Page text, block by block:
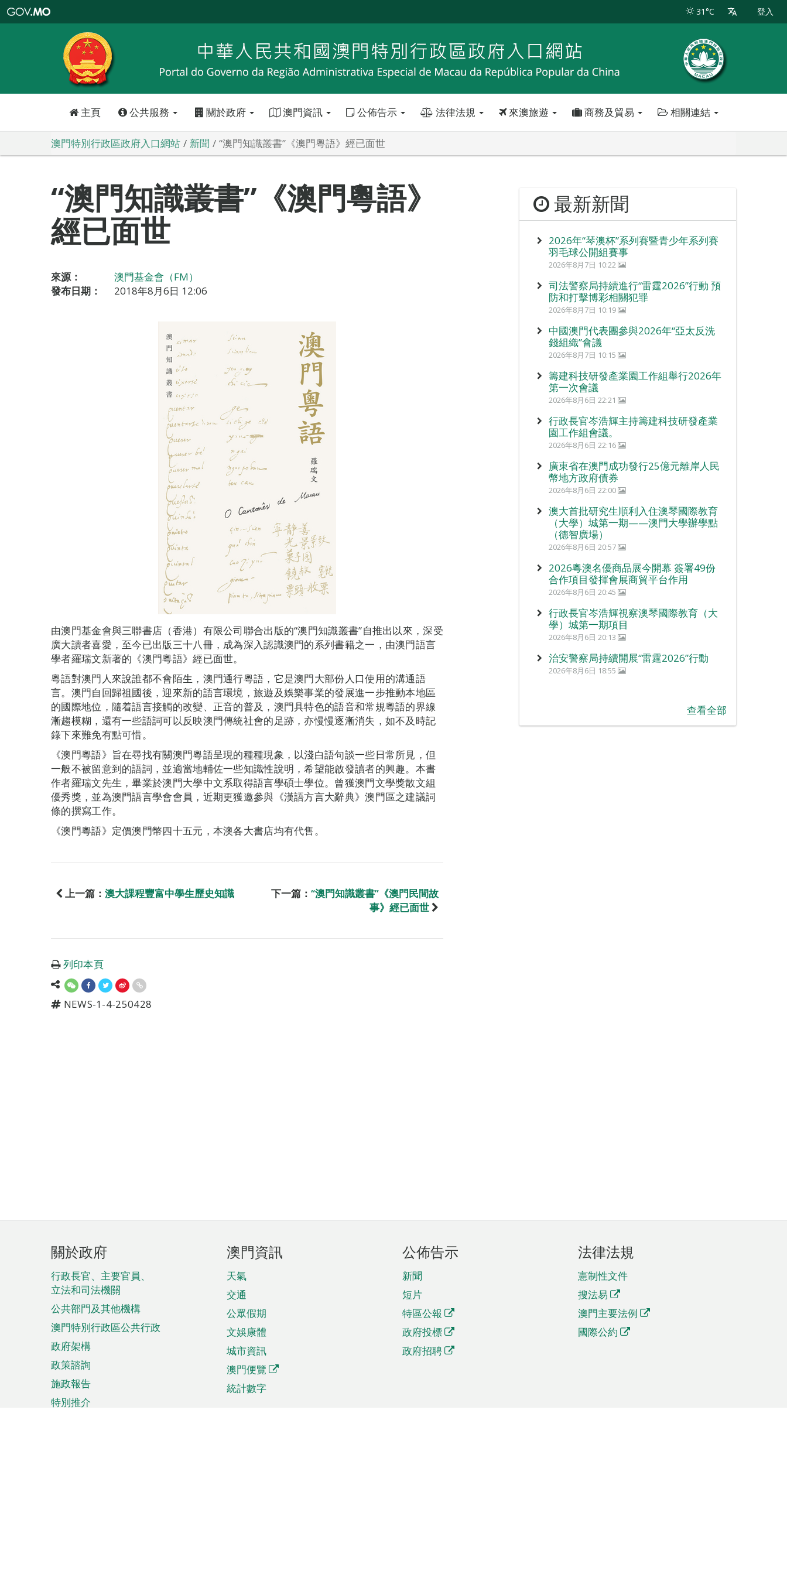
特
政
區
政
口
31°C 登入
主頁 公共服務 關於政府 澳門資訊 公佈告示 法律法規 來澳旅遊 商務及貿易 相關連結
澳門特別行政區政府入口網站 新聞 “澳門知識叢書”《澳門粵語》經已面世
“澳門知識叢書”《澳門粵語》
經已面世
來源：
澳門基金會（FM）
發布日期：
2018年8月6日 12:06
由澳門基金會與三聯書店（香港）有限公司聯合出版的“澳門知識叢書”自推出以來，深受
廣大讀者喜愛，至今已出版三十八冊，成為深入認識澳門的系列書籍之一，由澳門語言
學者羅瑞文新著的《澳門粵語》經已面世。
粵語對澳門人來說誰都不會陌生，澳門通行粵語，它是澳門大部份人口使用的溝通語
言。澳門自回歸祖國後，迎來新的語言環境，旅遊及娛樂事業的發展進一步推動本地區
的國際地位，隨着語言接觸的改變、正音的普及，澳門具特色的語音和常規粵語的界線
漸趨模糊，還有一些語詞可以反映澳門傳統社會的足跡，亦慢慢逐漸消失，如不及時記
錄下來難免有點可惜。
《澳門粵語》旨在尋找有關澳門粵語呈現的種種現象，以淺白語句談一些日常所見，但
一般不被留意到的語詞，並適當地輔佐一些知識性說明，希望能啟發讀者的興趣。本書
作者羅瑞文先生，畢業於澳門大學中文系取得語言學碩士學位。曾獲澳門文學獎散文組
優秀獎，並為澳門語言學會會員，近期更獲邀參與《漢語方言大辭典》澳門區之建議詞
條的撰寫工作。
《澳門粵語》定價澳門幣四十五元，本澳各大書店均有代售。
上一篇： 澳大課程豐富中學生歷史知識 下一篇： “澳門知識叢書”《澳門民間故
事》經已面世
列印本頁
NEWS-1-4-250428
最新新聞
2026年“琴澳杯”系列賽暨青少年系列賽
羽毛球公開組賽事
2026年8月7日 10:22
司法警察局持續進行“雷霆2026”行動 預
防和打擊博彩相關犯罪
2026年8月7日 10:19
中國澳門代表團參與2026年“亞太反洗
錢組織”會議
2026年8月7日 10:15
籌建科技研發產業園工作組舉行2026年
第一次會議
2026年8月6日 22:21
行政長官岑浩輝主持籌建科技研發產業
園工作組會議。
2026年8月6日 22:16
廣東省在澳門成功發行25億元離岸人民
幣地方政府債券
2026年8月6日 22:00
澳大首批研究生順利入住澳琴國際教育
（大學）城第一期——澳門大學辦學點
（德智廣場）
2026年8月6日 20:57
2026粵澳名優商品展今開幕 簽署49份
合作項目發揮會展商貿平台作用
2026年8月6日 20:45
行政長官岑浩輝視察澳琴國際教育（大
學）城第一期項目
2026年8月6日 20:13
治安警察局持續開展“雷霆2026”行動
2026年8月6日 18:55
查看全部
頁
腳
菜
單
關於政府
行政長官、主要官員、
立法和司法機關
公共部門及其他機構
澳門特別行政區公共行政
政府架構
政策諮詢
施政報告
特別推介
澳門資訊
天氣
交通
公眾假期
文娛康體
城市資訊
澳門便覽
統計數字
公佈告示
新聞
短片
特區公報
政府投標
政府招聘
法律法規
憲制性文件
搜法易
澳門主要法例
國際公約